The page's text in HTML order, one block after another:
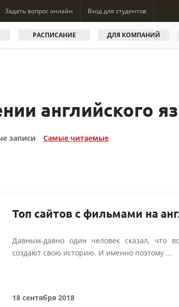
Задать вопрос онлайн Вход для студентов
РАСПИСАНИЕ ДЛЯ КОМПАНИЙ
английского
записи Самые читаемые
Топ сайтов с фильмами на
Давным-давно один человек сказал, что
создают свою историю. И именно поэтому ...
18 сентября 2018